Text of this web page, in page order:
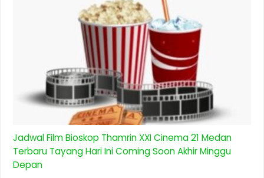
Jadwal Film Bioskop Thamrin XXI Cinema 21 Medan
Terbaru Tayang Hari Ini Coming Soon Akhir Minggu
Depan